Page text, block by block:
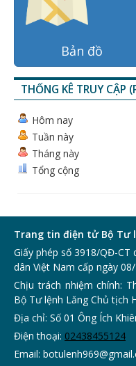
Bản đồ
THỐNG KÊ TRUY CẬP
Hôm nay
Tuần này
Tháng này
Tổng cộng
Trang tin điện tử Bộ Tư
Giấy phép số 3918/QĐ-CT
dân Việt Nam cấp ngày
Chịu trách nhiệm chính:
Bộ Tư lệnh Lăng Chủ tịch
Địa chỉ: Số 01 Ông Ích
Điện thoại: 02438455124
Email: